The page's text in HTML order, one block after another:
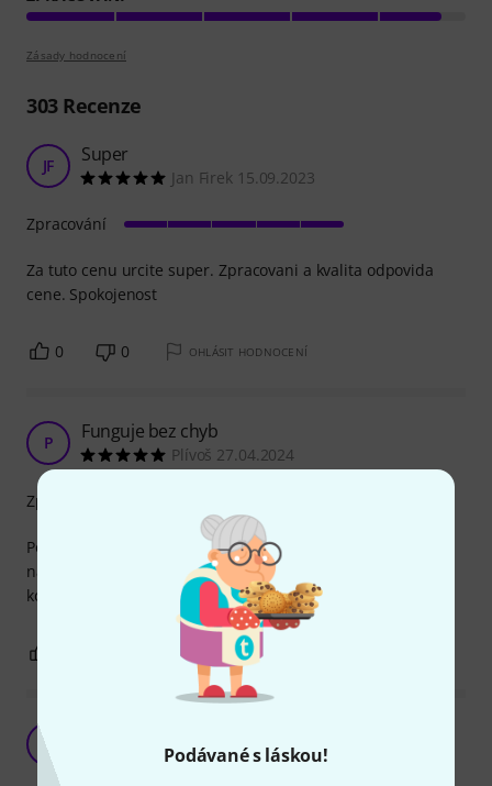
Podávané s láskou!
Zásady hodnocení
303Recenze
JF Super
Jan Firek 15.09.2023
Za tuto cenu urcite super. Zpracovani a kvalita odpovida
cene. Spokojenost
Zpracování
0 0 OHLÁSIT HODNOCENÍ
P Funguje bez chyb
Plívoš 27.04.2024
Používám tento kabel pro spojení komba a fantomového
napájení k mikrofonu kabel funguje jak má včetně pojistek
konektoru.
Zpracování
OHLÁSIT HODNOCENÍ
MB
Mr. Banjo 02.09.2022